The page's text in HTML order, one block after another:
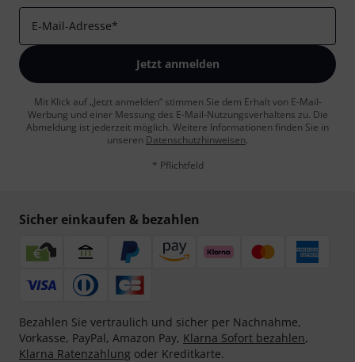
E-Mail-Adresse*
Jetzt anmelden
Mit Klick auf „Jetzt anmelden“ stimmen Sie dem Erhalt von E-Mail-
Werbung und einer Messung des E-Mail-Nutzungsverhaltens zu. Die
Abmeldung ist jederzeit möglich. Weitere Informationen finden Sie in
unseren Datenschutzhinweisen.
* Pflichtfeld
Sicher einkaufen & bezahlen
Bezahlen Sie vertraulich und sicher per Nachnahme,
Vorkasse, PayPal, Amazon Pay, Klarna Sofort bezahlen,
Klarna Ratenzahlung oder Kreditkarte.